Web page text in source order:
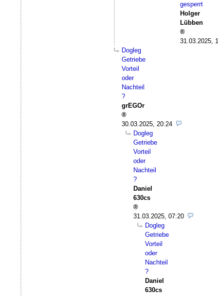
gesperrt
Holger
Lübben
31.03.2025,
Dogleg
Getriebe
Vorteil
oder
Nachteil
?
grEGOr
30.03.2025, 20:24
Dogleg
Getriebe
Vorteil
oder
Nachteil
?
Daniel
630cs
31.03.2025, 07:20
Dogleg
Getriebe
Vorteil
oder
Nachteil
?
Daniel
630cs